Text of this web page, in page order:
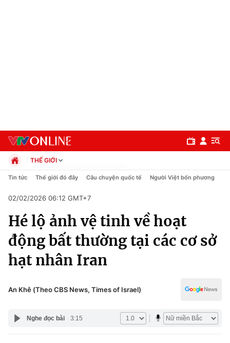
Chuyên mục
Chính trị
Xã hội
Pháp luật
Y tế
THẾ GIỚI
Chính trị
Pháp luật
Kinh tế
Thể thao
Truyền hình
Văn hóa - Giải trí
Công nghệ
Tin tức Thế giới đó đây Câu chuyện quốc tế Người Việt bốn phương
02/02/2026 06:12 GMT+7
Hé lộ ảnh vệ tinh về hoạt
động bất thường tại các cơ sở
hạt nhân Iran
An Khê (Theo CBS News, Times of Israel)
Nghe đọc bài 3:15